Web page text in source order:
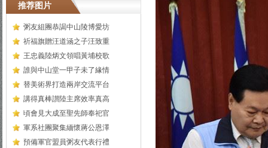
推荐图片
粥友組團恭謁中山陵博愛坊
祈福旗贈汪道涵之子汪致重
王忠義陸炳文領唱黃埔校歌
誰與中山堂一甲子未了緣情
替美術界打造兩岸交流平台
講得真棒讃陸主席效率真高
頃會見大成至聖先師奉祀官
軍系社團聚集緬懷蔣公恩澤
預備軍官盟員粥友代表行禮